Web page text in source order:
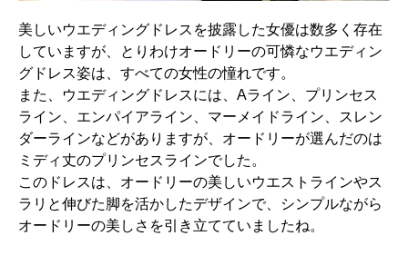
美しいウエディングドレスを披露した女優は数多く存在
していますが、とりわけオードリーの可憐なウエディン
グドレス姿は、すべての女性の憧れです。
また、ウエディングドレスには、Aライン、プリンセス
ライン、エンパイアライン、マーメイドライン、スレン
ダーラインなどがありますが、オードリーが選んだのは
ミディ丈のプリンセスラインでした。
このドレスは、オードリーの美しいウエストラインやス
ラリと伸びた脚を活かしたデザインで、シンプルながら
オードリーの美しさを引き立てていましたね。